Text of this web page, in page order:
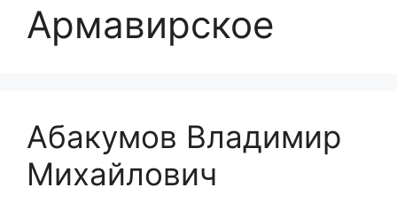
Армавирское
Абакумов Владимир
Михайлович